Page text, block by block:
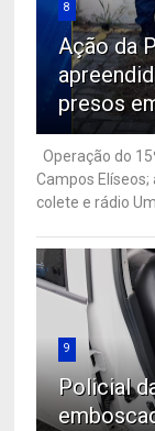
8
Ação da
presos
Operação do
Campos
colete e rádio
9
Policial